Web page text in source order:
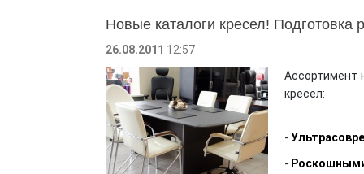
Новые каталоги кресел! Подготовка
26.08.2011 12:57
Ассортимент
кресел:
-
-